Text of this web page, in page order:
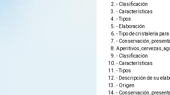
- Clasificación
- Características
- Tipos
- Elaboración
- Tipo de cristalería
- Conservación,
Aperitivos, cervezas,
- Clasificación
- Características
- Tipos
- Descripción de su
- Origen
- Conservación,